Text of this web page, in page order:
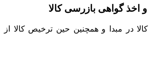
اخذ گواهی بازرسی کالا
در مبدا و همچنین حین ترخیص کالا از